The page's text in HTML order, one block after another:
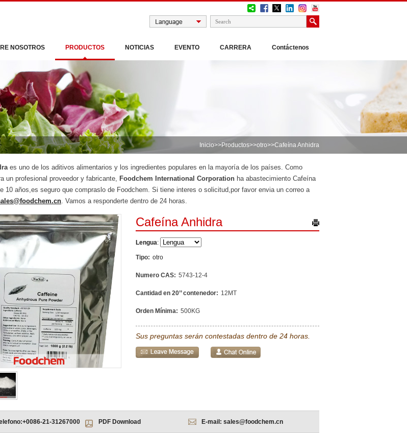
NOSOTROS PRODUCTOS NOTICIAS EVENTO CARRERA Contáctenos
Inicio>>Productos>>otro>>Cafeína Anhidra
es uno de los aditivos alimentarios y los ingredientes populares en la mayoría de los países. Como
un profesional proveedor y fabricante, Foodchem International Corporation ha abastecimiento Cafeína
10 años,es seguro que compraslo de Foodchem. Si tiene interes o solicitud,por favor envia un correo a
. Vamos a responderte dentro de 24 horas.
Cafeína Anhidra
Lengua:
Tipo: otro
Numero CAS: 5743-12-4
Cantidad en 20’’ contenedor: 12MT
Orden Mínima: 500KG
Sus preguntas serán contestadas dentro de 24 horas.
+0086-21-31267000 PDF Download E-mail: sales@foodchem.cn